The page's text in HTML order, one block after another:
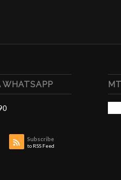
WHATSAPP
Subscribe
to RSS Feed